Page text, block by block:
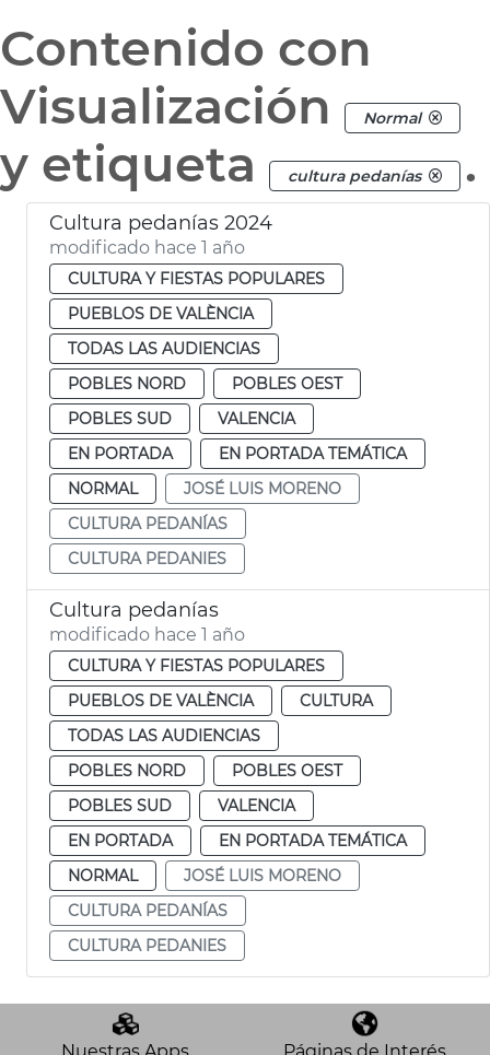
Contenido con
Visualización
Normal
y etiqueta cultura pedanías .
Cultura pedanías 2024
modificado hace 1 año
CULTURA Y FIESTAS POPULARES
PUEBLOS DE VALÈNCIA
TODAS LAS AUDIENCIAS
POBLES NORD
POBLES OEST
POBLES SUD
VALENCIA
EN PORTADA
EN PORTADA TEMÁTICA
NORMAL
JOSÉ LUIS MORENO
CULTURA PEDANÍAS
CULTURA PEDANIES
Cultura pedanías
modificado hace 1 año
CULTURA Y FIESTAS POPULARES
PUEBLOS DE VALÈNCIA
CULTURA
TODAS LAS AUDIENCIAS
POBLES NORD
POBLES OEST
POBLES SUD
VALENCIA
EN PORTADA
EN PORTADA TEMÁTICA
NORMAL
JOSÉ LUIS MORENO
CULTURA PEDANÍAS
CULTURA PEDANIES